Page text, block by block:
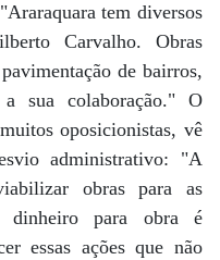
tem diversos
Carvalho. Obras
de bairros,
sua colaboração." O
oposicionistas, vê
administrativo: "A
obras para as
dinheiro para obra é
essas ações que não